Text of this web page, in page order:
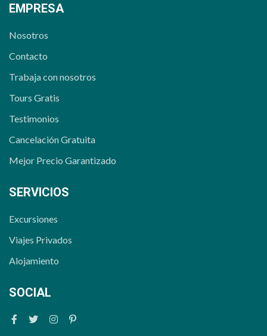
EMPRESA
Nosotros
Contacto
Trabaja con nosotros
Tours Gratis
Testimonios
Cancelación Gratuita
Mejor Precio Garantizado
SERVICIOS
Excursiones
Viajes Privados
Alojamiento
SOCIAL
Facebook
TwitterInstagram
Pinterest